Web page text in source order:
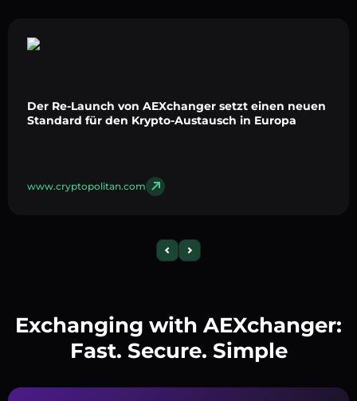
Der Re-Launch von AEXchanger setzt einen neuen
Standard für den Krypto-Austausch in Europa
www.cryptopolitan.com
Exchanging with AEXchanger:
Fast. Secure. Simple